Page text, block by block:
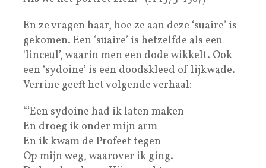
En ze vragen haar, hoe ze aan deze ‘suaire’ is
gekomen. Een ‘suaire’ is hetzelfde als een
‘linceul’, waarin men een dode wikkelt. Ook
een ‘sydoine’ is een doodskleed of lijkwade.
Verrine geeft het volgende verhaal:
“‘Een sydoine had ik laten maken
En droeg ik onder mijn arm
En ik kwam de Profeet tegen
Op mijn weg, waarover ik ging.